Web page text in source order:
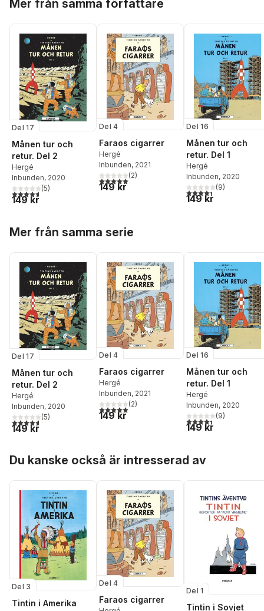
Mer från samma författare
Del 17
Månen tur och
retur. Del 2
Hergé
Inbunden, 2020
4,6utav 5 stjärnor. Totalt antal röster:
(5)
149 kr
Del 4
Faraos cigarrer
Hergé
Inbunden, 2021
5,0utav 5 stjärnor. Totalt antal röster:
(2)
149 kr
Del 16
Månen tur och
retur. Del 1
Hergé
Inbunden, 2020
4,4utav 5 stjärnor.
(9)
149 kr
Mer från samma serie
Del 17
Månen tur och
retur. Del 2
Hergé
Inbunden, 2020
4,6utav 5 stjärnor. Totalt antal röster:
(5)
149 kr
Del 4
Faraos cigarrer
Hergé
Inbunden, 2021
5,0utav 5 stjärnor. Totalt antal röster:
(2)
149 kr
Del 16
Månen tur och
retur. Del 1
Hergé
Inbunden, 2020
4,4utav 5 stjärnor.
(9)
149 kr
Du kanske också är intresserad av
Del 3
Tintin i Amerika
Del 4
Faraos cigarrer
Del 1
Tintin i Sovjet